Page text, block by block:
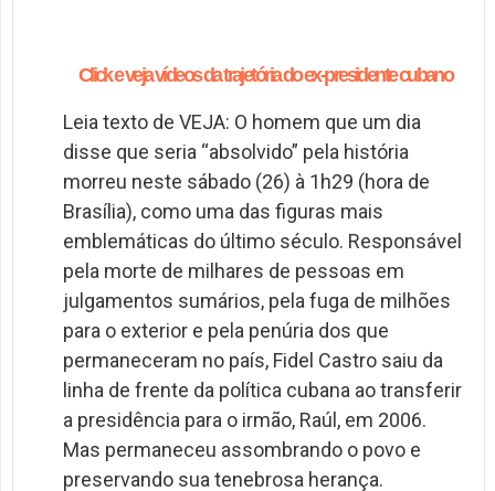
Click e veja vídeos da trajetória do ex-presidente cubano
Leia texto de VEJA: O homem que um dia
disse que seria “absolvido” pela história
morreu neste sábado (26) à 1h29 (hora de
Brasília), como uma das figuras mais
emblemáticas do último século. Responsável
pela morte de milhares de pessoas em
julgamentos sumários, pela fuga de milhões
para o exterior e pela penúria dos que
permaneceram no país, Fidel Castro saiu da
linha de frente da política cubana ao transferir
a presidência para o irmão, Raúl, em 2006.
Mas permaneceu assombrando o povo e
preservando sua tenebrosa herança.